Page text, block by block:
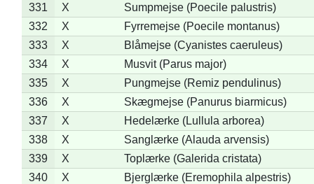
331
X
Sumpmejse (Poecile palustris)
332
X
Fyrremejse (Poecile montanus)
333
X
Blåmejse (Cyanistes caeruleus)
334
X
Musvit (Parus major)
335
X
Pungmejse (Remiz pendulinus)
336
X
Skægmejse (Panurus biarmicus)
337
X
Hedelærke (Lullula arborea)
338
X
Sanglærke (Alauda arvensis)
339
X
Toplærke (Galerida cristata)
340
X
Bjerglærke (Eremophila alpestris)